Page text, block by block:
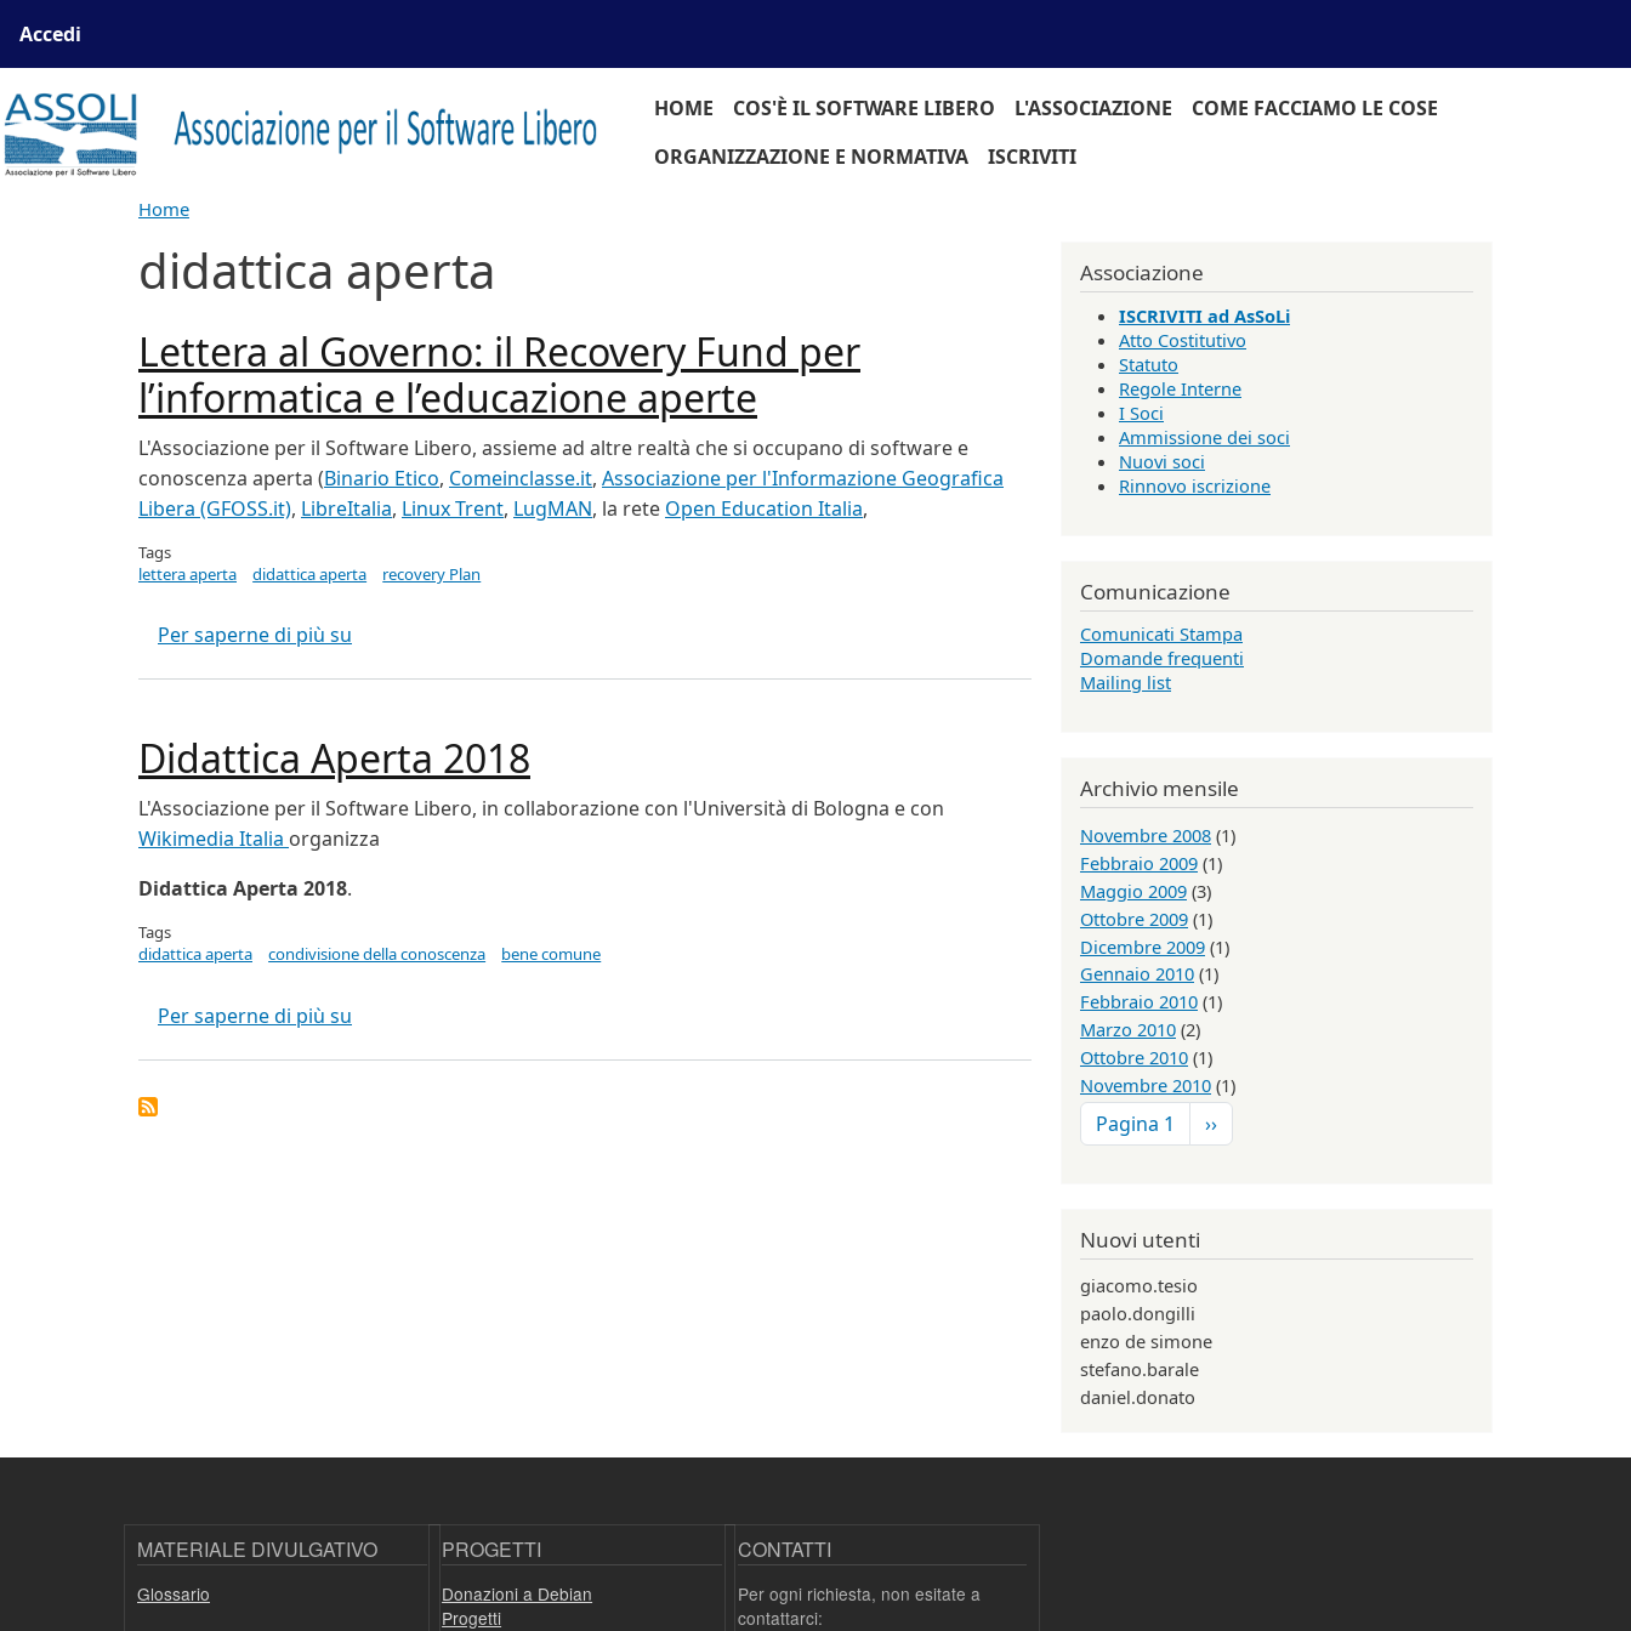
Menu profilo utente
Accedi
Navigazione principale
HOME COS'È IL SOFTWARE LIBERO L'ASSOCIAZIONE
COME FACCIAMO LE COSE
ORGANIZZAZIONE E NORMATIVA
ISCRIVITI
Home
didattica aperta
Lettera al Governo: il Recovery Fund per
l’informatica e l’educazione aperte
L'Associazione per il Software Libero, assieme ad altre realtà che si occupano di software e
conoscenza aperta (Binario Etico, Comeinclasse.it, Associazione per l'Informazione Geografica
Libera (GFOSS.it), LibreItalia, Linux Trent, LugMAN, la rete Open Education Italia,
Tags
lettera aperta
didattica aperta recovery Plan
Per saperne di più su
Didattica Aperta 2018
L'Associazione per il Software Libero, in collaborazione con l'Università di Bologna e con
Wikimedia Italia organizza
Didattica Aperta 2018.
Tags
didattica aperta
condivisione della conoscenza bene comune
Per saperne di più su
Associazione
ISCRIVITI ad AsSoLi
Atto Costitutivo
Statuto
Regole Interne
I Soci
Ammissione dei soci
Nuovi soci
Rinnovo iscrizione
Comunicazione
Comunicati Stampa
Domande frequenti
Mailing list
Archivio mensile
Novembre 2008 (1)
Febbraio 2009 (1)
Maggio 2009 (3)
Ottobre 2009 (1)
Dicembre 2009 (1)
Gennaio 2010 (1)
Febbraio 2010 (1)
Marzo 2010 (2)
Ottobre 2010 (1)
Novembre 2010 (1)
Paginazione
Pagina 1 Pagina successiva
››
Nuovi utenti
giacomo.tesio
paolo.dongilli
enzo de simone
stefano.barale
daniel.donato
MATERIALE DIVULGATIVO
Glossario
PROGETTI
Donazioni a Debian
Progetti
CONTATTI
Per ogni richiesta, non esitate a
contattarci: